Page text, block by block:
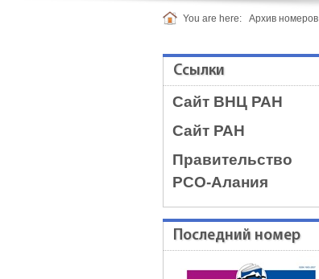
You are here: Архив номеров
Ссылки
Сайт ВНЦ РАН
Сайт РАН
Правительство
РСО-Алания
Последний номер